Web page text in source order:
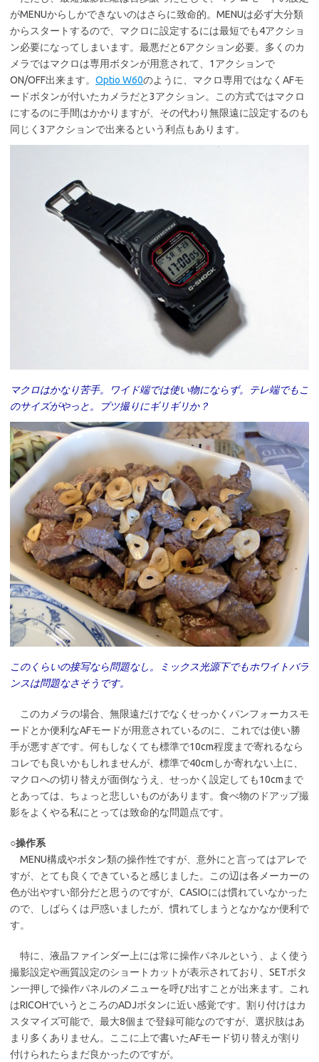
がMENUからしかできないのはさらに致命的。MENUは必ず大分類
からスタートするので、マクロに設定するには最短でも4アクショ
ン必要になってしまいます。最悪だと6アクション必要。多くのカ
メラではマクロは専用ボタンが用意されて、1アクションで
ON/OFF出来ます。 Optio W60のように、マクロ専用ではなくAFモ
ードボタンが付いたカメラだと3アクション。この方式ではマクロ
にするのに手間はかかりますが、その代わり無限遠に設定するのも
同じく3アクションで出来るという利点もあります。
マクロはかなり苦手。ワイド端では使い物にならず。テレ端でもこ
のサイズがやっと。ブツ撮りにギリギリか？
このくらいの接写なら問題なし。ミックス光源下でもホワイトバラ
ンスは問題なさそうです。
このカメラの場合、無限遠だけでなくせっかくパンフォーカスモ
ードとか便利なAFモードが用意されているのに、これでは使い勝
手が悪すぎです。何もしなくても標準で10cm程度まで寄れるなら
コレでも良いかもしれませんが、標準で40cmしか寄れない上に、
マクロへの切り替えが面倒なうえ、せっかく設定しても10cmまで
とあっては、ちょっと悲しいものがあります。食べ物のドアップ撮
影をよくやる私にとっては致命的な問題点です。
○操作系
MENU構成やボタン類の操作性ですが、意外にと言ってはアレで
すが、とても良くできていると感じました。この辺は各メーカーの
色が出やすい部分だと思うのですが、CASIOには慣れていなかった
ので、しばらくは戸惑いましたが、慣れてしまうとなかなか便利で
す。
特に、液晶ファインダー上には常に操作パネルという、よく使う
撮影設定や画質設定のショートカットが表示されており、SETボタ
ン一押しで操作パネルのメニューを呼び出すことが出来ます。これ
はRICOHでいうところのADJボタンに近い感覚です。割り付けはカ
スタマイズ可能で、最大8個まで登録可能なのですが、選択肢はあ
まり多くありません。ここに上で書いたAFモード切り替えが割り
付けられたらまだ良かったのですが。